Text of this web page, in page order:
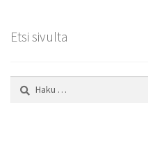
Etsi sivulta
Haku: